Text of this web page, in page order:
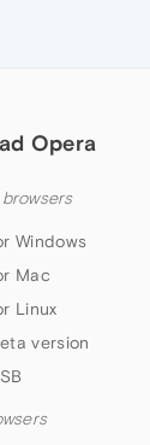
Opera
Windows
Mac
Linux
version